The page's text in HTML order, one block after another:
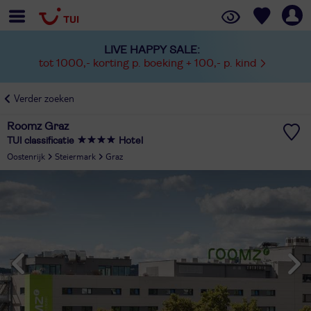
LIVE HAPPY SALE:
tot 1000,- korting p. boeking + 100,- p. kind
Verder zoeken
Roomz Graz
TUI classificatie Hotel
Oostenrijk Steiermark Graz